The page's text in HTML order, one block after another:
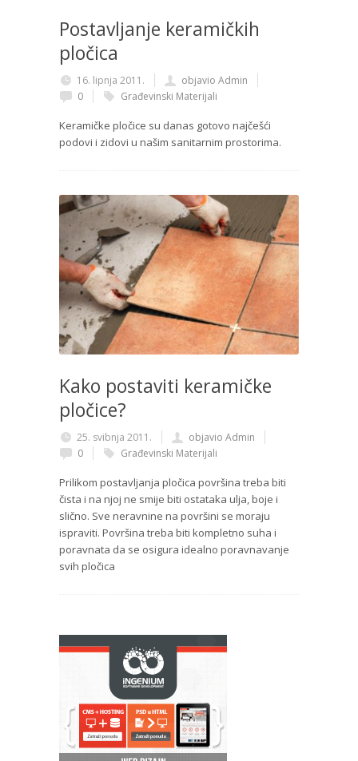
Postavljanje keramičkih
pločica
16. lipnja 2011.
objavio Admin
0
Građevinski Materijali
Keramičke pločice su danas gotovo najčešći
podovi i zidovi u našim sanitarnim prostorima.
Kako postaviti keramičke
pločice?
25. svibnja 2011.
objavio Admin
0
Građevinski Materijali
Prilikom postavljanja pločica površina treba biti
čista i na njoj ne smije biti ostataka ulja, boje i
slično. Sve neravnine na površini se moraju
ispraviti. Površina treba biti kompletno suha i
poravnata da se osigura idealno poravnavanje
svih pločica